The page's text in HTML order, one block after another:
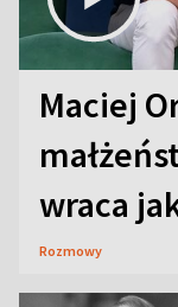
Maciej
wraca
Rozmowy